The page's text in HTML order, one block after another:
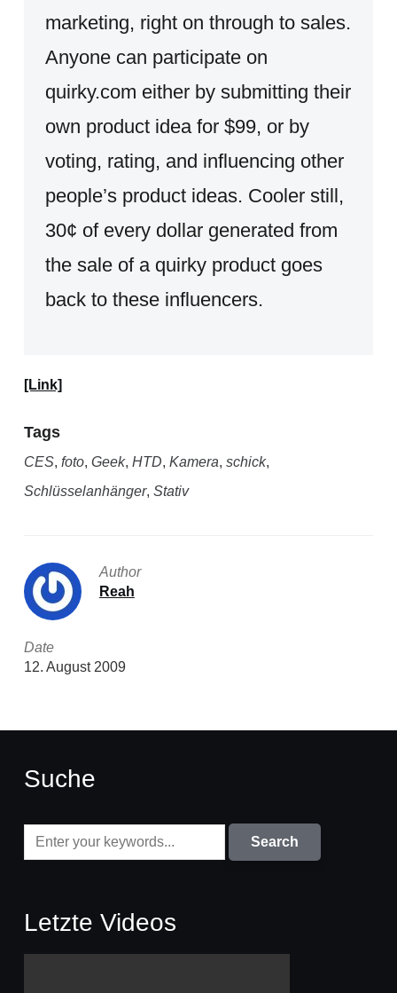
marketing, right on through to sales.
Anyone can participate on
quirky.com either by submitting their
own product idea for $99, or by
voting, rating, and influencing other
people’s product ideas. Cooler still,
30¢ of every dollar generated from
the sale of a quirky product goes
back to these influencers.
[Link]
Tags
CES, foto, Geek, HTD, Kamera, schick,
Schlüsselanhänger, Stativ
Author
Reah
Date
12. August 2009
Suche
Letzte Videos